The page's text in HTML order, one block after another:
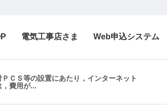
電気工事店さま Web申込システム
ＣＳ等の設置にあたり，インターネット
費用が...